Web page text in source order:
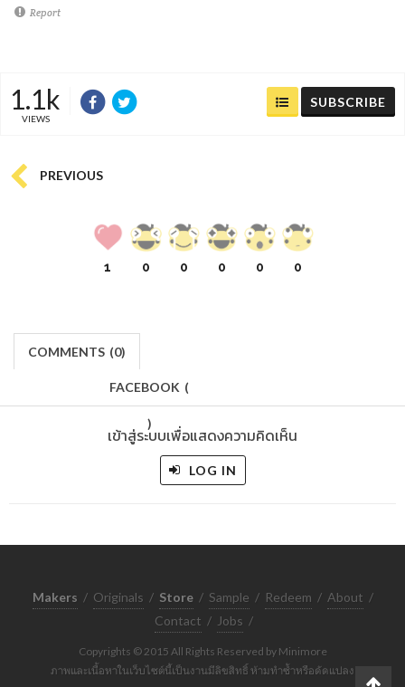
Report
1.1k
VIEWS
SUBSCRIBE
PREVIOUS
1 0 0 0 0 0
COMMENTS (0)
FACEBOOK (
)
เข้าสู่ระบบเพื่อแสดงความคิดเห็น
LOG IN
Makers / Originals / Store / Sample / Redeem / About /
Contact / Jobs /
Copyrights © 2015 All Rights Reserved by Minimore
ภาพและเนื้อหาในเว็บไซต์นี้เป็นงานมีลิขสิทธิ์ ห้ามทำซ้ำหรือดัดแปลง